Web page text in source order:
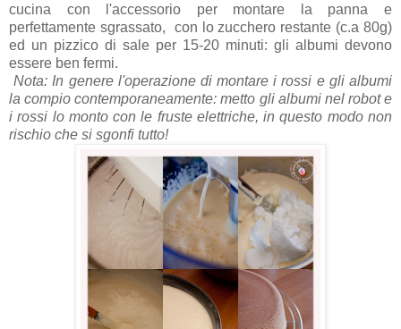
cucina con l'accessorio per montare la panna e
perfettamente sgrassato, con lo zucchero restante (c.a 80g)
ed un pizzico di sale per 15-20 minuti: gli albumi devono
essere ben fermi.
Nota: In genere l'operazione di montare i rossi e gli albumi
la compio contemporaneamente: metto gli albumi nel robot e
i rossi lo monto con le fruste elettriche, in questo modo non
rischio che si sgonfi tutto!